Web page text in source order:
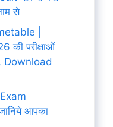
से
|
की परीक्षाओं
, Download
आपका